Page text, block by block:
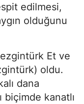
edilmesi,
olduğunu
Et ve
oldu.
dana
biçimde kanatlı